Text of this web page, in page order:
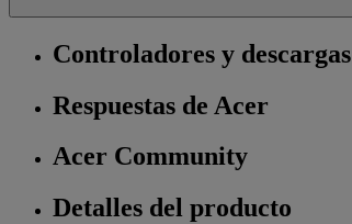
Controladores y descargas
Respuestas de Acer
Acer Community
Detalles del producto